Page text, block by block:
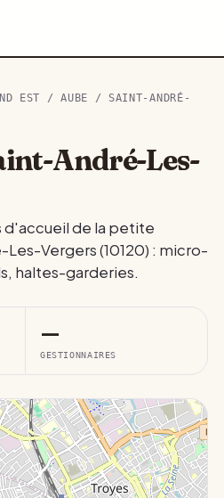
EST /AUBE / SAINT-ANDRÉ-
André-Les-
d'accueil de la petite
Vergers (10120) : micro-
haltes-garderies.
—
GESTIONNAIRES